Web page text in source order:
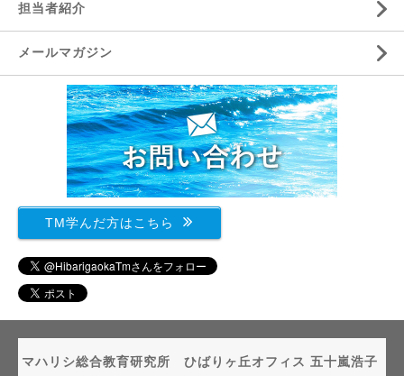
担当者紹介
メールマガジン
TM学んだ方はこちら
マハリシ総合教育研究所 ひばりヶ丘オフィス 五十嵐浩子